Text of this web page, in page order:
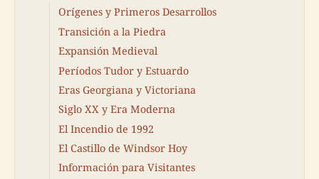
Orígenes y Primeros Desarrollos
Transición a la Piedra
Expansión Medieval
Períodos Tudor y Estuardo
Eras Georgiana y Victoriana
Siglo XX y Era Moderna
El Incendio de 1992
El Castillo de Windsor Hoy
Información para Visitantes